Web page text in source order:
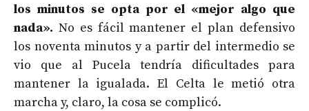
los minutos se opta por el «mejor algo que
nada». No es fácil mantener el plan defensivo
los noventa minutos y a partir del intermedio se
vio que al Pucela tendría dificultades para
mantener la igualada. El Celta le metió otra
marcha y, claro, la cosa se complicó.